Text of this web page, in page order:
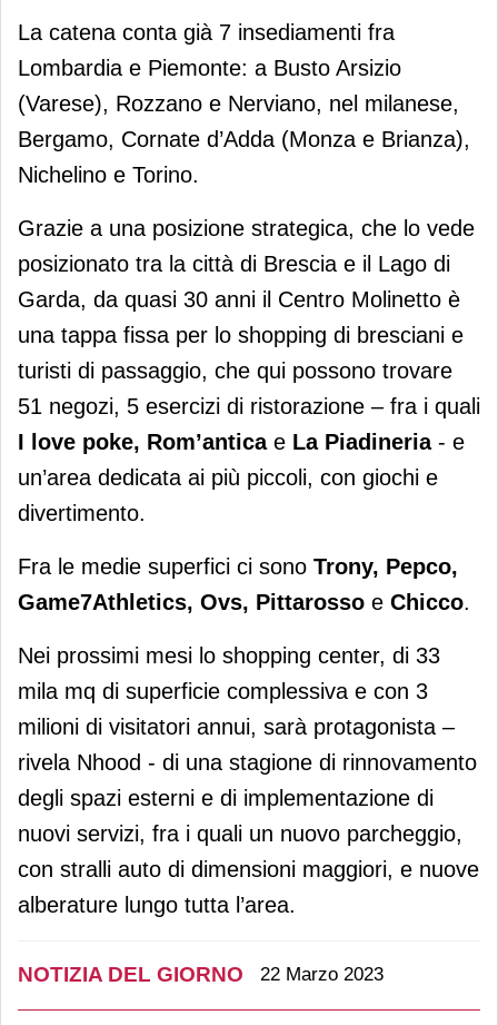
La catena conta già 7 insediamenti fra
Lombardia e Piemonte: a Busto Arsizio
(Varese), Rozzano e Nerviano, nel milanese,
Bergamo, Cornate d’Adda (Monza e Brianza),
Nichelino e Torino.
Grazie a una posizione strategica, che lo vede
posizionato tra la città di Brescia e il Lago di
Garda, da quasi 30 anni il Centro Molinetto è
una tappa fissa per lo shopping di bresciani e
turisti di passaggio, che qui possono trovare
51 negozi, 5 esercizi di ristorazione – fra i quali
I love poke, Rom’anticae La Piadineria- e
un’area dedicata ai più piccoli, con giochi e
divertimento.
Fra le medie superfici ci sono Trony, Pepco,
Game7Athletics, Ovs, Pittarosso e Chicco.
Nei prossimi mesi lo shopping center, di 33
mila mq di superficie complessiva e con 3
milioni di visitatori annui, sarà protagonista –
rivela Nhood - di una stagione di rinnovamento
degli spazi esterni e di implementazione di
nuovi servizi, fra i quali un nuovo parcheggio,
con stralli auto di dimensioni maggiori, e nuove
alberature lungo tutta l’area.
NOTIZIA DEL GIORNO 22 Marzo 2023